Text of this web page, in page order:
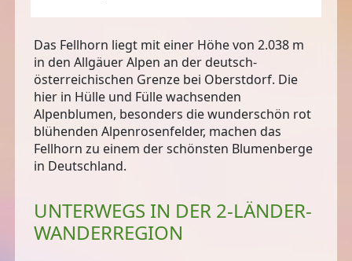
Das Fellhorn liegt mit einer Höhe von 2.038 m
in den Allgäuer Alpen an derdeutsch-
österreichischen Grenze bei Oberstdorf. Die
hier in Hülle und Fülle wachsenden
Alpenblumen, besonders die wunderschön rot
blühenden Alpenrosenfelder, machen das
Fellhorn zu einem der schönsten Blumenberge
in Deutschland.
UNTERWEGS IN DER 2-LÄNDER-
WANDERREGION